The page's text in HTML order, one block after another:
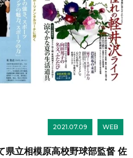
2021.07.09 WEB
立相模原高校野球部監督 佐